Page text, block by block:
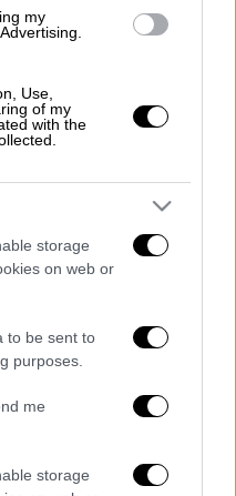
my
Use,
of my
with the
storage
on web or
to be sent to
purposes.
me
storage
στόχαστρο ο
η τιμή του
αλματώδη
δολάρια, στο
την 9η Μαρτίου.
2,67%, στα 98,89